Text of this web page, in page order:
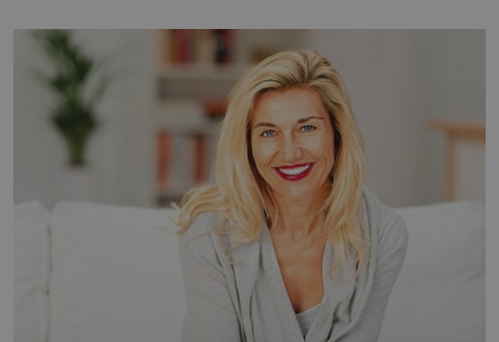
se na koloběžce a den zakončit poznáváním památek ve
Velkých Losinách nebo v termálním